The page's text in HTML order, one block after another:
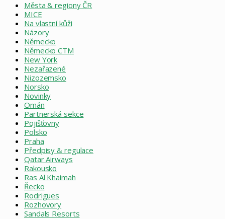
Města & regiony ČR
MICE
Na vlastní kůži
Názory
Německo
Německo CTM
New York
Nezařazené
Nizozemsko
Norsko
Novinky
Omán
Partnerská sekce
Pojišťovny
Polsko
Praha
Předpisy & regulace
Qatar Airways
Rakousko
Ras Al Khaimah
Řecko
Rodrigues
Rozhovory
Sandals Resorts